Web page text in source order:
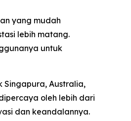
yang mudah
lebih matang.
untuk
Singapura, Australia,
oleh lebih dari
dan keandalannya.